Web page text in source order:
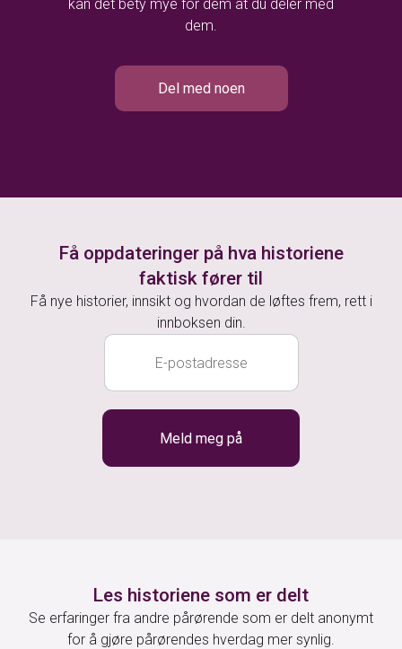
kan det bety mye for dem at du deler med
dem.
Del med noen
Få oppdateringer på hva historiene
faktisk fører til
Få nye historier, innsikt og hvordan de løftes frem, rett i
innboksen din.
Les historiene som er delt
Se erfaringer fra andre pårørende som er delt anonymt
for å gjøre pårørendes hverdag mer synlig.